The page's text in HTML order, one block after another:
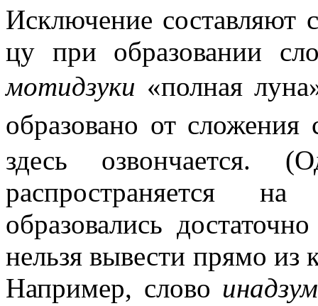
Исключение составляют
цу при образовании
мотидзуки «полная
образовано от
здесь озвончается.
распространяется
образовались
нельзя вывести прямо
Например, слово